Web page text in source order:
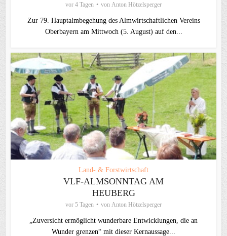
vor 4 Tagen von Anton Hötzelsperger
Zur 79. Hauptalmbegehung des Almwirtschaftlichen Vereins
Oberbayern am Mittwoch (5. August) auf den...
Land- & Forstwirtschaft
VLF-ALMSONNTAG AM
HEUBERG
vor 5 Tagen von Anton Hötzelsperger
„Zuversicht ermöglicht wunderbare Entwicklungen, die an
Wunder grenzen“ mit dieser Kernaussage...